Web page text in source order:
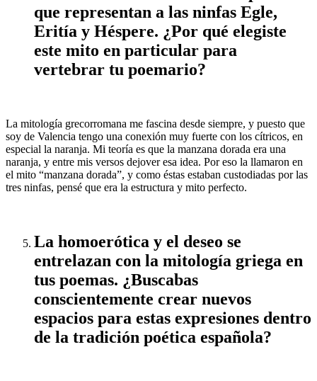
que representan a las ninfas Egle,
Eritía y Héspere. ¿Por qué elegiste
este mito en particular para
vertebrar tu poemario?
La mitología grecorromana me fascina desde siempre, y puesto que
soy de Valencia tengo una conexión muy fuerte con los cítricos, en
especial la naranja. Mi teoría es que la manzana dorada era una
naranja, y entre mis versos dejover esa idea. Por eso la llamaron en
el mito “manzana dorada”, y como éstas estaban custodiadas por las
tres ninfas, pensé que era la estructura y mito perfecto.
La homoerótica y el deseo se
entrelazan con la mitología griega en
tus poemas. ¿Buscabas
conscientemente crear nuevos
espacios para estas expresiones dentro
de la tradición poética española?